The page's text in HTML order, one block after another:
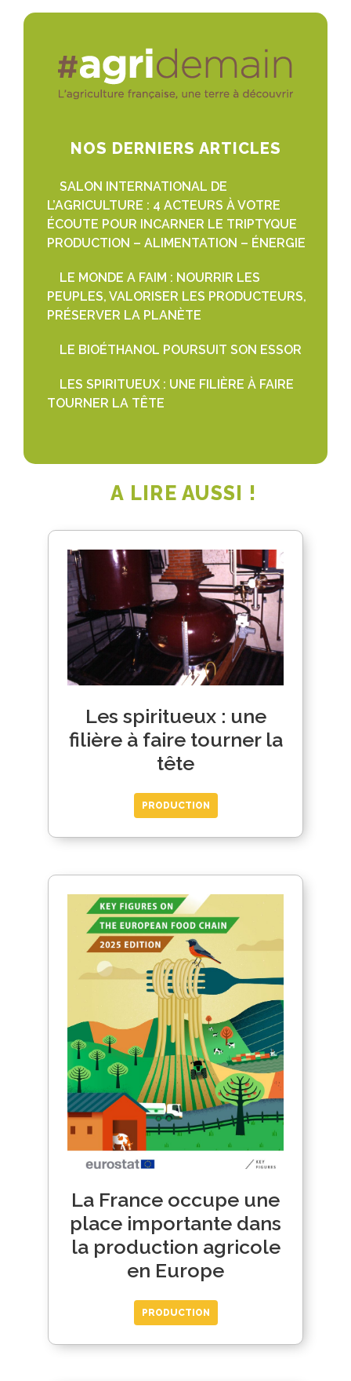
NOS DERNIERS ARTICLES
SALON INTERNATIONAL DE
L’AGRICULTURE : 4 ACTEURS À VOTRE
ÉCOUTE POUR INCARNER LE TRIPTYQUE
PRODUCTION – ALIMENTATION – ÉNERGIE
LE MONDE A FAIM : NOURRIR LES
PEUPLES, VALORISER LES PRODUCTEURS,
PRÉSERVER LA PLANÈTE
LE BIOÉTHANOL POURSUIT SON ESSOR
LES SPIRITUEUX : UNE FILIÈRE À FAIRE
TOURNER LA TÊTE
A LIRE AUSSI !
Les spiritueux : une
filière à faire tourner la
tête
PRODUCTION
La France occupe une
place importante dans
la production agricole
en Europe
PRODUCTION